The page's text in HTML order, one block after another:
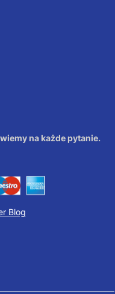
na każde pytanie.
Blog